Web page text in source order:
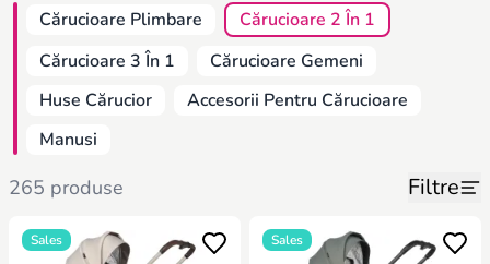
Cărucioare Plimbare
Cărucioare 2 În 1
Cărucioare 3 În 1
Cărucioare Gemeni
Huse Cărucior
Accesorii Pentru Cărucioare
Manusi
265 produse Filtre
Sales Sales